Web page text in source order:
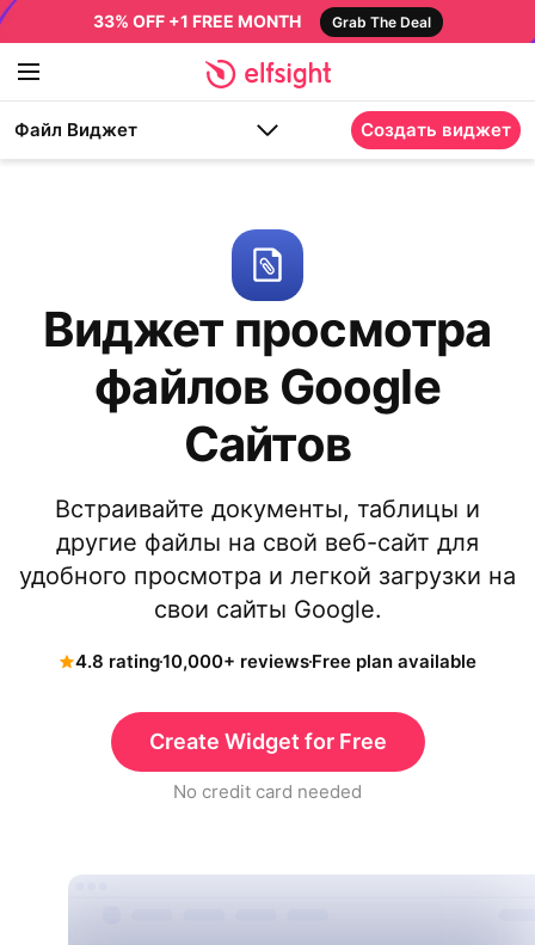
33% OFF +1 FREE MONTH Grab The Deal
Файл Виджет Создать виджет
Виджет просмотра
файлов Google
Сайтов
Встраивайте документы, таблицы и
другие файлы на свой веб-сайт для
удобного просмотра и легкой загрузки на
свои сайты Google.
4.8 rating10,000+ reviewsFree plan available
Create Widget for Free
No credit card needed